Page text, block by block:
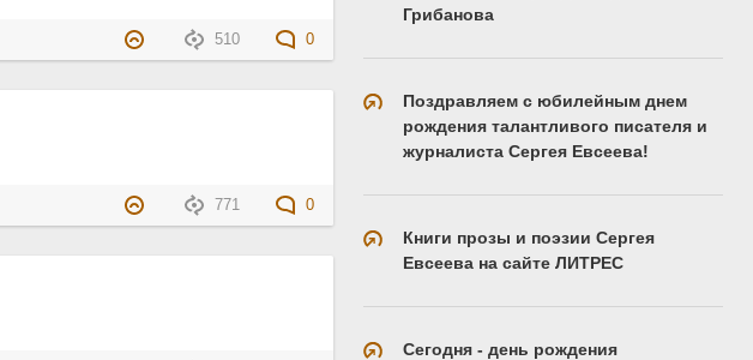
510 0
771 0
Грибанова
Поздравляем с юбилейным днем
рождения талантливого писателя и
журналиста Сергея Евсеева!
Книги прозы и поэзии Сергея
Евсеева на сайте ЛИТРЕС
Сегодня - день рождения